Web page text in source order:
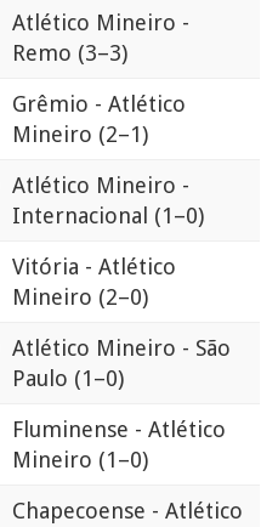
Atlético Mineiro -
Remo (3–3)
Grêmio - Atlético
Mineiro (2–1)
Atlético Mineiro -
Internacional (1–0)
Vitória - Atlético
Mineiro (2–0)
Atlético Mineiro - São
Paulo (1–0)
Fluminense - Atlético
Mineiro (1–0)
Chapecoense - Atlético